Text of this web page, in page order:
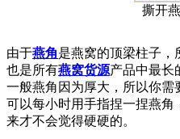
撕开
由于燕角是燕窝的顶梁柱子，
也是所有燕窝货源产品中最长
一般燕角因为厚大，所以你
可以每小时用手指捏一捏燕
来才不会觉得硬硬的。